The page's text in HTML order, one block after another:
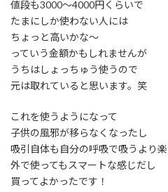
値段も3000～4000円くらいで
たまにしか使わない人には
ちょっと高いかな～
っていう金額かもしれませんが
うちはしょっちゅう使うので
元は取れていると思います。笑
これを使うようになって
子供の風邪が移らなくなったし
吸引自体も自分の呼吸で吸うより
外で使ってもスマートな感じだし
買ってよかったです！